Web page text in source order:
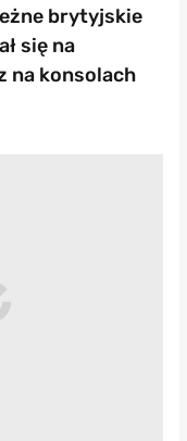
brytyjskie
się na
na konsolach